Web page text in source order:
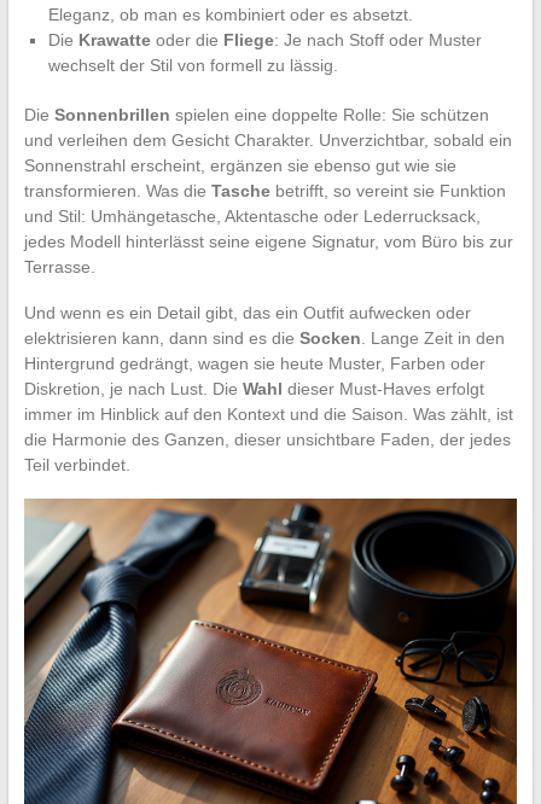
Eleganz, ob man es kombiniert oder es absetzt.
Die Krawatteoder die Fliege: Je nach Stoff oder Muster
wechselt der Stil von formell zu lässig.
Die Sonnenbrillen spielen eine doppelte Rolle: Sie schützen
und verleihen dem Gesicht Charakter. Unverzichtbar, sobald ein
Sonnenstrahl erscheint, ergänzen sie ebenso gut wie sie
transformieren. Was die Taschebetrifft, so vereint sie Funktion
und Stil: Umhängetasche, Aktentasche oder Lederrucksack,
jedes Modell hinterlässt seine eigene Signatur, vom Büro bis zur
Terrasse.
Und wenn es ein Detail gibt, das ein Outfit aufwecken oder
elektrisieren kann, dann sind es die Socken . Lange Zeit in den
Hintergrund gedrängt, wagen sie heute Muster, Farben oder
Diskretion, je nach Lust. Die Wahl dieser Must-Haves erfolgt
immer im Hinblick auf den Kontext und die Saison. Was zählt, ist
die Harmonie des Ganzen, dieser unsichtbare Faden, der jedes
Teil verbindet.